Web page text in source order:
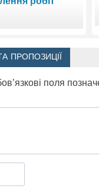
ПРОПОЗИЦІЇ
поля